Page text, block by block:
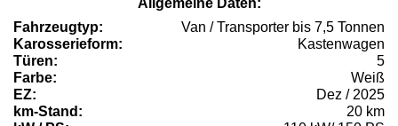
Fahrzeugtyp:
Van / Transporter bis 7,5 Tonnen
Karosserieform:
Kastenwagen
Türen:
5
Farbe:
Weiß
EZ:
Dez / 2025
km-Stand:
20 km